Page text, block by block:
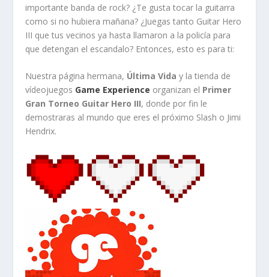
importante banda de rock? ¿Te gusta tocar la guitarra
como si no hubiera mañana? ¿Juegas tanto Guitar Hero
III que tus vecinos ya hasta llamaron a la policía para
que detengan el escandalo? Entonces, esto es para ti:
Nuestra página hermana, Última Vida y la tienda de
vídeojuegos Game Experience organizan el Primer
Gran Torneo Guitar Hero III, donde por fin le
demostraras al mundo que eres el próximo Slash o Jimi
Hendrix.